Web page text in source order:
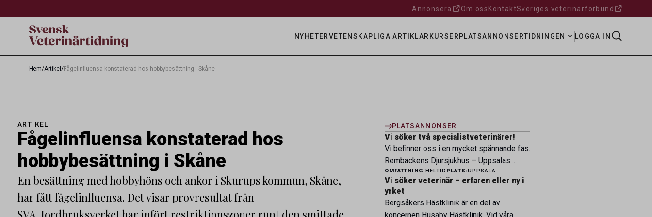
Annonsera Om oss KontaktSveriges veterinärförbund
NYHETERVETENSKAPLIGA ARTIKLAR KURSER PLATSANNONSERTIDNINGEN LOGGA IN
Hem/Artikel /Fågelinfluensa konstaterad hos hobbybesättning i Skåne
ARTIKEL
Fågelinfluensa konstaterad hos
hobbybesättning i Skåne
En besättning med hobbyhöns och ankor i Skurups kommun, Skåne,
har fått fågelinfluensa. Det visar provresultat från
SVA. Jordbruksverket har infört restriktionszoner runt den smittade
PLATSANNONSER
Vi söker två specialistveterinärer!
Vi befinner oss i en mycket spännande fas.
Rembackens Djursjukhus – Uppsalas
ledande djursjukhus – expanderar nu sin
specialistverksamhet och söker
legitimerade veterinärer med
specialistkompetens som vill vara med
OMFATTNING:HELTID PLATS:UPPSALA
Vi söker veterinär – erfaren eller ny i
yrket
Bergsåkers Hästklinik är en del av
koncernen Husaby Hästklinik. Vid våra